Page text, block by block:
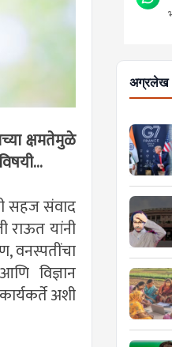
क्षमतेमुळे
सहज संवाद
राऊत यांनी
वनस्पतींचा
विज्ञान
अशी
अग्रलेख